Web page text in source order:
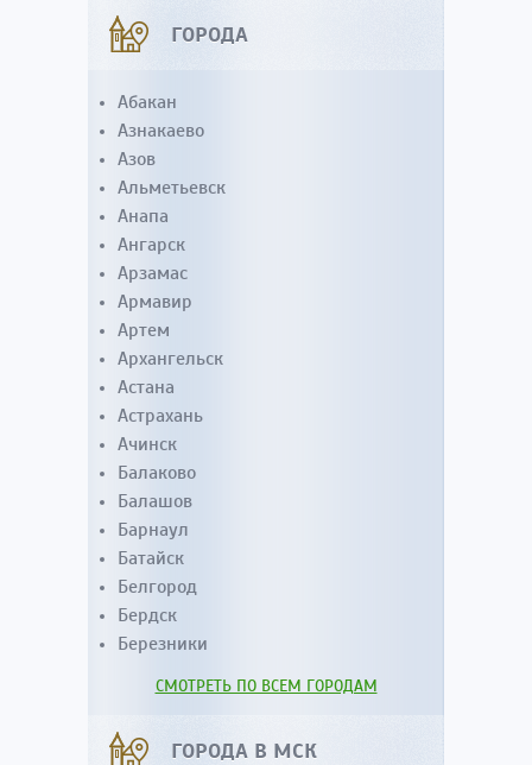
ГОРОДА
Абакан
Азнакаево
Азов
Альметьевск
Анапа
Ангарск
Арзамас
Армавир
Артем
Архангельск
Астана
Астрахань
Ачинск
Балаково
Балашов
Барнаул
Батайск
Белгород
Бердск
Березники
СМОТРЕТЬ ПО ВСЕМ ГОРОДАМ
ГОРОДА В МСК